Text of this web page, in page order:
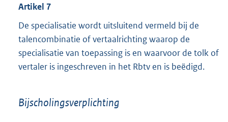
Artikel 7
De specialisatie wordt uitsluitend vermeld bij de
talencombinatie of vertaalrichting waarop de
specialisatie van toepassing is en waarvoor de tolk of
vertaler is ingeschreven in het Rbtv en is beëdigd.
Bijscholingsverplichting